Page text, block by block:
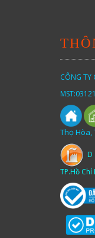
CÔNG TY
Thọ Hòa,
D
TP.Hồ Chí